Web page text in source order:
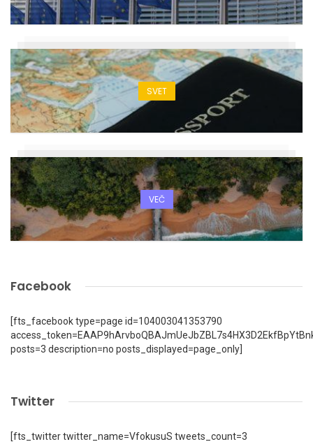
SVET
VEČ
Facebook
[fts_facebook type=page id=104003041353790
posts=3 description=no posts_displayed=page_only]
Twitter
[fts_twitter twitter_name=VfokusuS tweets_count=3